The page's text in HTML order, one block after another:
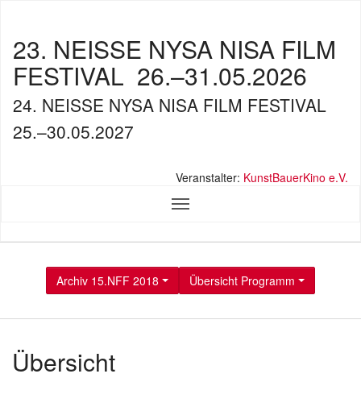
23. NEISSE NYSA NISA FILM
FESTIVAL 26.–31.05.2026
24. NEISSE NYSA NISA FILM FESTIVAL
25.–30.05.2027
Veranstalter: KunstBauerKino e.V.
Archiv 15.NFF 2018 Übersicht Programm
Übersicht